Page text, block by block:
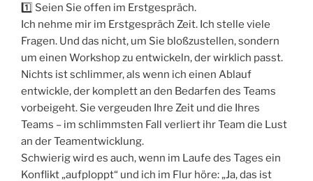
1️⃣ Seien Sie offen im Erstgespräch.
Ich nehme mir im Erstgespräch Zeit. Ich stelle viele
Fragen. Und das nicht, um Sie bloßzustellen, sondern
um einen Workshop zu entwickeln, der wirklich passt.
Nichts ist schlimmer, als wenn ich einen Ablauf
entwickle, der komplett an den Bedarfen des Teams
vorbeigeht. Sie vergeuden Ihre Zeit und die Ihres
Teams – im schlimmsten Fall verliert ihr Team die Lust
an der Teamentwicklung.
Schwierig wird es auch, wenn im Laufe des Tages ein
Konflikt „aufploppt“ und ich im Flur höre: „Ja, das ist